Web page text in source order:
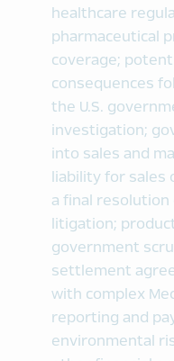
healthcare
pharmaceutical
coverage;
consequences
the U.S.
investigation;
into sales and
liability for sales
a final
litigation;
government
settlement
with complex
reporting and
environmental